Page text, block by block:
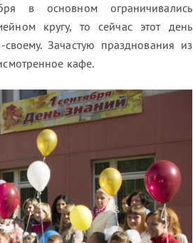
в основном ограничивались
кругу, то сейчас этот день
Зачастую празднования из
кафе.